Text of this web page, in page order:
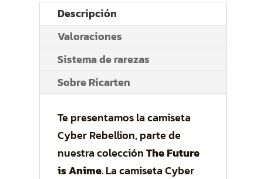
Descripción
Valoraciones
Sistema de rarezas
Sobre Ricarten
Te presentamos la camiseta
Cyber Rebellion, parte de
nuestra colecciónThe Future
is Anime. La camiseta Cyber